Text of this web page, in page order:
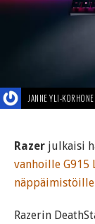
JANNE YLI-
Razer julkaisi
vanhoille G915
näppäimistöille
Razerin